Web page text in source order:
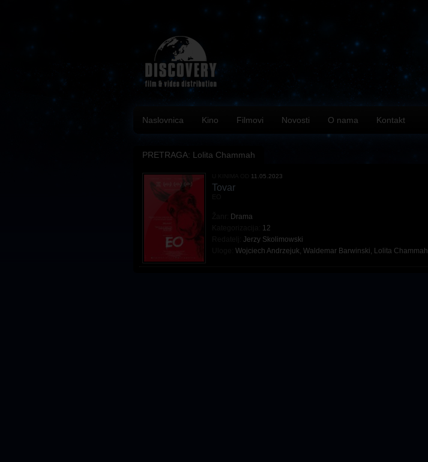
Naslovnica Kino Filmovi Novosti O nama Kontakt
PRETRAGA: Lolita Chammah
11.05.2023
Tovar
Drama
12
Jerzy Skolimowski
Wojciech Andrzejuk, Waldemar Barwinski, Lolita Chammah